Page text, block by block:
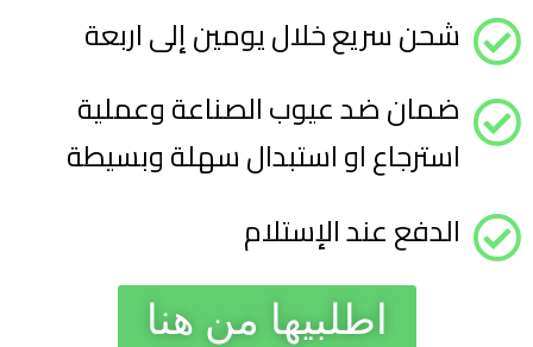
شحن سريع خلال يومين إلى اربعة
ضمان ضد عيوب الصناعة وعملية
استرجاع او استبدال سهلة وبسيطة
الدفع عند الإستلام
اطلبيها من هنا